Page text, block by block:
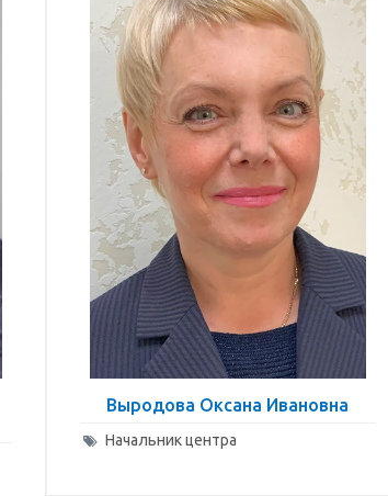
Выродова Оксана Ивановна
Начальник центра